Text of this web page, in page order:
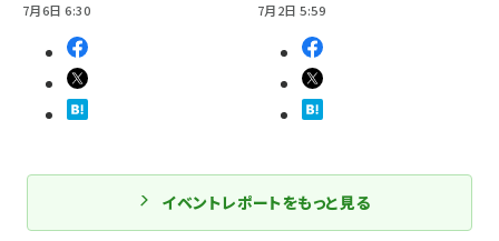
7月6日 6:30 7月2日 5:59
イベントレポートをもっと見る